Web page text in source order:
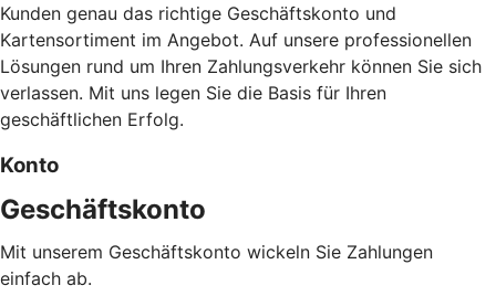
Kunden genau das richtige Geschäftskonto und
Kartensortiment im Angebot. Auf unsere professionellen
Lösungen rund um Ihren Zahlungsverkehr können Sie sich
verlassen. Mit uns legen Sie die Basis für Ihren
geschäftlichen Erfolg.
Konto
Geschäftskonto
Mit unserem Geschäftskonto wickeln Sie Zahlungen
einfach ab.